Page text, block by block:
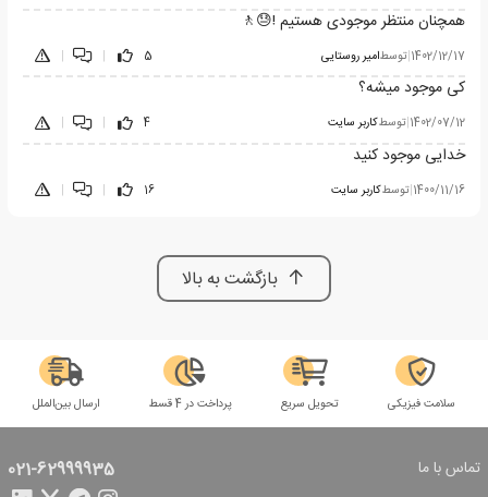
همچنان منتظر موجودی هستیم !😓🚶
1402/12/17
|توسطامیر روستایی 5
|
|
کی موجود میشه؟
1402/07/12
|توسطکاربر سایت 4
|
|
خدایی موجود کنید
1400/11/16
|توسطکاربر سایت 16
|
|
بازگشت به بالا
سلامت فیزیکی تحویل سریع پرداخت در 4 قسط ارسال بین‌الملل
تماس با ما 021-62999935